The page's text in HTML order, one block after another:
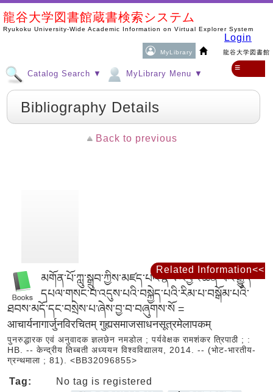
龍谷大学図書館蔵書検索システム
Ryukoku University-Wide Academic Information on Virtual Explorer System
MyLibrary 龍谷大学図書館
Login
Catalog Search ▼ MyLibrary Menu ▼
≡
Bibliography Details
Back to previous
མགོན་པོ་ཀླུ་སྒྲུབ་ཀྱིས་མཛད་པའི་རྣལ་འབྱོར་ཆེན་པོའི་རྒྱུད་
དཔལ་གསང་བ་འདུས་པའི་བསྐྱེད་པའི་རིམ་པ་བསྒོམ་པའི་
ཐབས་མདོ་དང་བསྲེས་པ་ཞེས་བྱ་བ་བཞུགས་སོ =
आचार्यनागार्जुनविरचितम् गुह्यसमाजसाधनसूत्रमेलापकम्
पुनरुद्धारक एवं अनुवादक ज्ञलछेन नमडोल ; पर्यवेक्षक रामशंकर त्रिपाठी ; :
HB. -- केन्द्रीय तिब्बती अध्ययन विश्वविद्यालय, 2014. -- (भोट-भारतीय-
ग्रन्थमाला ; 81). <BB32096855>
Tag:
No tag is registered
Related Information<<